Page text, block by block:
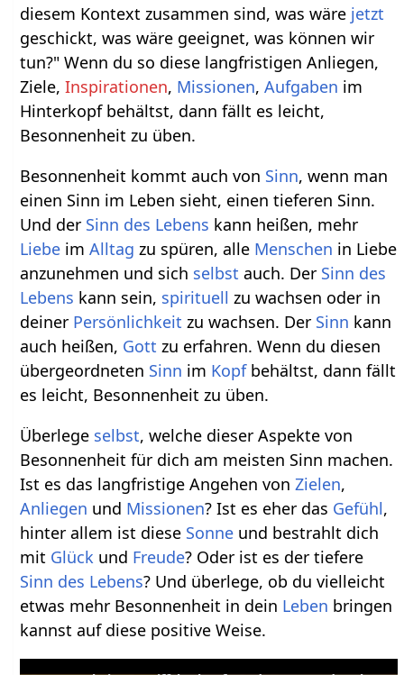
diesem Kontext zusammen sind, was wäre jetzt
geschickt, was wäre geeignet, was können wir
tun?" Wenn du so diese langfristigen Anliegen,
Ziele,Inspirationen, Missionen,Aufgaben im
Hinterkopf behältst, dann fällt es leicht,
Besonnenheit zu üben.
Besonnenheit kommt auch von Sinn, wenn man
einen Sinn im Leben sieht, einen tieferen Sinn.
Und der Sinn des Lebens kann heißen, mehr
Liebe imAlltag zu spüren, alle Menschen in Liebe
anzunehmen und sich selbst auch. Der Sinn des
Lebens kann sein, spirituell zu wachsen oder in
deiner Persönlichkeit zu wachsen. Der Sinn kann
auch heißen, Gott zu erfahren. Wenn du diesen
übergeordneten Sinn im Kopfbehältst, dann fällt
es leicht, Besonnenheit zu üben.
Überlege selbst, welche dieser Aspekte von
Besonnenheit für dich am meisten Sinn machen.
Ist es das langfristige Angehen vonZielen,
Anliegen und Missionen? Ist es eher das Gefühl,
hinter allem ist diese Sonne und bestrahlt dich
mit Glück und Freude? Oder ist es der tiefere
Sinn des Lebens? Und überlege, ob du vielleicht
etwas mehr Besonnenheit in dein Leben bringen
kannst auf diese positive Weise.